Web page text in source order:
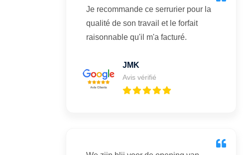
Je recommande ce serrurier pour la
qualité de son travail et le forfait
raisonnable qu'il m'a facturé.
JMK
Avis vérifié